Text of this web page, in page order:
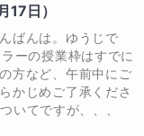
日）
ばんは。ゆうじで
ーの授業枠はすでに
方など、午前中にご
かじめご了承くださ
いてですが、、、